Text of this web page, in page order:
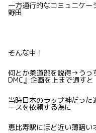
一方通行的なコミュニケ
野田
そんな中！
何とか柔道部を説得→うっ
DMC』企画を上まで通すと
当時日本のラップ神だった
ースを依頼する為に
恵比寿駅にほど近い薄暗い